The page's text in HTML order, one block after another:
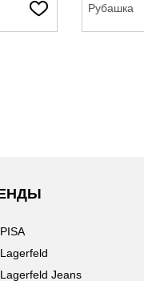
Рубашка
Jeans